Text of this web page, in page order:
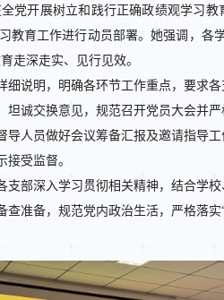
党开展树立和践行正确政绩观学习教
教育工作进行动员部署。她强调，各
走深走实、见行见效。
说明，明确各环节工作重点，要求
诚交换意见，规范召开党员大会并严
人员做好会议筹备汇报及邀请指导
受监督。
部深入学习贯彻相关精神，结合学
准备，规范党内政治生活，严格落